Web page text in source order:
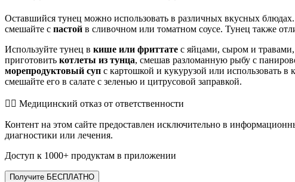
Оставшийся тунец можно использовать в различных вкусных блюдах.
смешайте с пастой в сливочном или томатном соусе. Тунец также
Используйте тунец в кише или фриттате с яйцами, сыром и травами,
приготовить котлеты из тунца, смешав разломанную рыбу с
морепродуктовый суп с картошкой и кукурузой или использовать в
смешайте его в салате с зеленью и цитрусовой заправкой.
👨‍⚕️️ Медицинский отказ от ответственности
Контент на этом сайте предоставлен исключительно в
диагностики или лечения.
Доступ к 1000+ продуктам в приложении
Получите БЕСПЛАТНО